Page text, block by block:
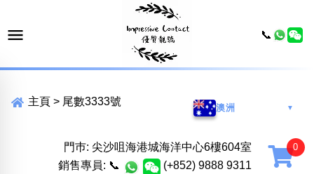
主頁 > 尾數3333號
澳洲 ▼
門巿: 尖沙咀海港城海洋中心6樓604室
銷售專員: 📞 (+852) 9888 9311
📞